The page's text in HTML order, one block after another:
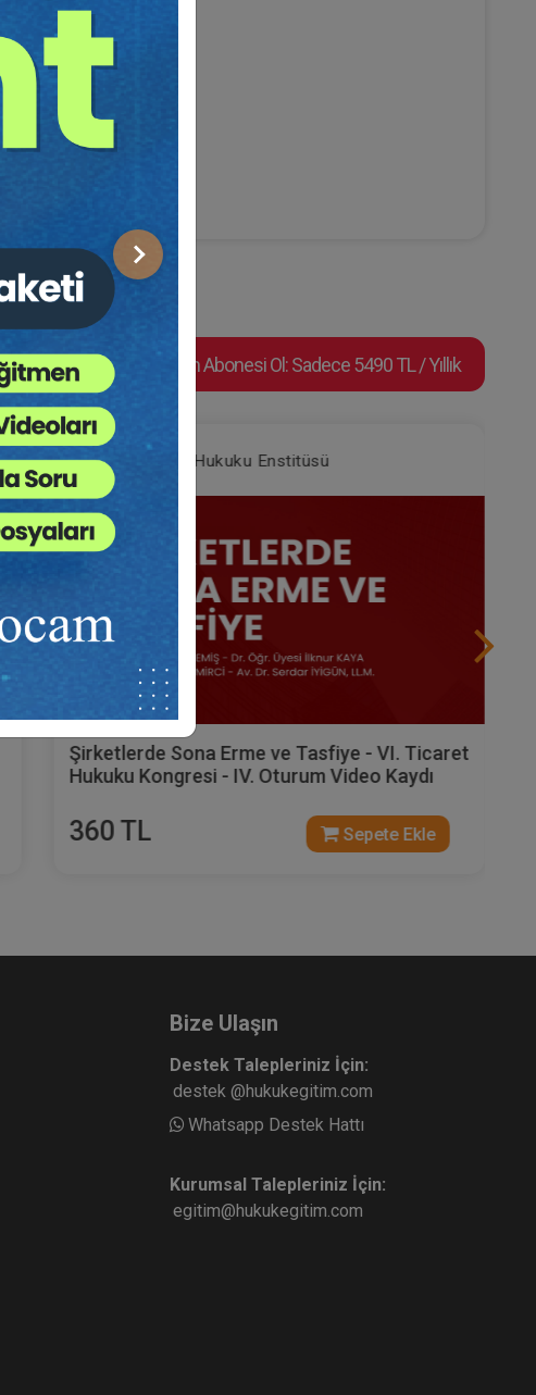
Sonraki
Video Eğitim Abonesi Ol: Sadece 5490 TL / Yıllık
Tüketici Hukuku Enstitüsü
Şirketlerde Sona Erme ve Tasfiye - VI. Ticaret
Hukuku Kongresi - IV. Oturum Video Kaydı
360 TL Sepete Ekle
Bize Ulaşın
Destek Talepleriniz İçin:
destek @hukukegitim.com
Whatsapp Destek Hattı
Kurumsal Talepleriniz İçin:
egitim@hukukegitim.com